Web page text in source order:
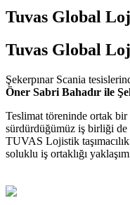
Tuvas Global
Tuvas Global
Şekerpınar Scania
Öner Sabri Bahadır ile
Teslimat töreninde ortak
sürdürdüğümüz iş birliği de
TUVAS Lojistik
soluklu iş ortaklığı